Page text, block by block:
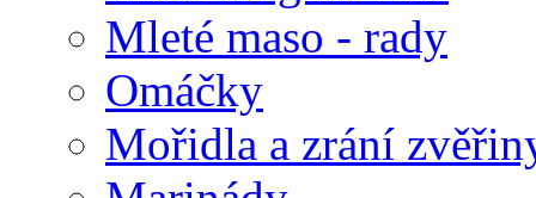
Mleté maso - rady
Omáčky
Mořidla a zrání